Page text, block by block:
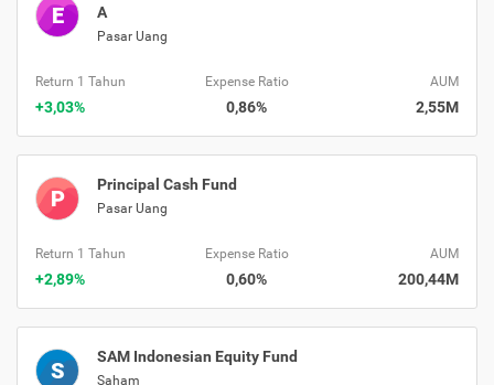
E
A
Pasar Uang
Return 1 Tahun
+3,03%
Expense Ratio
0,86%
AUM
2,55M
P
Principal Cash Fund
Pasar Uang
Return 1 Tahun
+2,89%
Expense Ratio
0,60%
AUM
200,44M
S
SAM Indonesian Equity Fund
Saham